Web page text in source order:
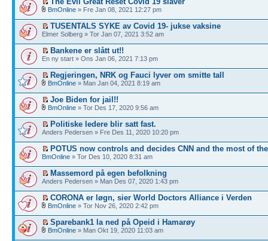
BmOnline » Fre Jan 08, 2021 12:27 pm
TUSENTALS SYKE av Covid 19- jukse vaksine
Elmer Solberg » Tor Jan 07, 2021 3:52 am
Bankene er slått ut!!
En ny start » Ons Jan 06, 2021 7:13 pm
Regjeringen, NRK og Fauci lyver om smitte tall
BmOnline » Man Jan 04, 2021 8:19 am
Joe Biden for jail!!
BmOnline » Tor Des 17, 2020 9:56 am
Politiske ledere blir satt fast.
Anders Pedersen » Fre Des 11, 2020 10:20 pm
POTUS now controls and decides CNN and the most of
BmOnline » Tor Des 10, 2020 8:31 am
Massemord på egen befolkning
Anders Pedersen » Man Des 07, 2020 1:43 pm
CORONA er løgn, sier World Doctors Alliance i Verden
BmOnline » Tor Nov 26, 2020 2:42 pm
Sparebank1 la ned på Opeid i Hamarøy
BmOnline » Man Okt 19, 2020 11:03 am